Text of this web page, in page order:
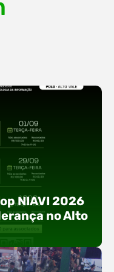
NIAVI 2026
no Alto